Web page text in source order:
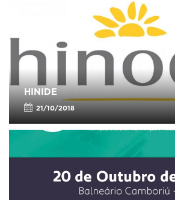
HINIDE
21/10/2018